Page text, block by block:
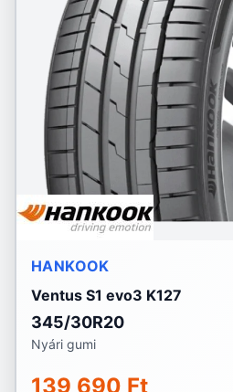
HANKOOK
Ventus S1 evo3 K127
345/30R20
Nyári gumi
139 690 Ft